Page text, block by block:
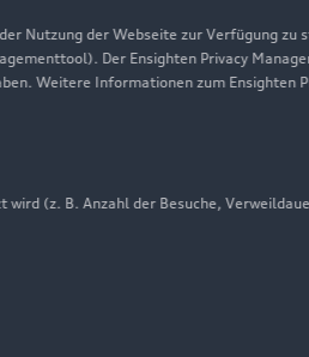
Nutzung der Webseite zur Verfügung zu
Der Ensighten Privacy
Weitere Informationen zum Ensighten
(z. B. Anzahl der Besuche,